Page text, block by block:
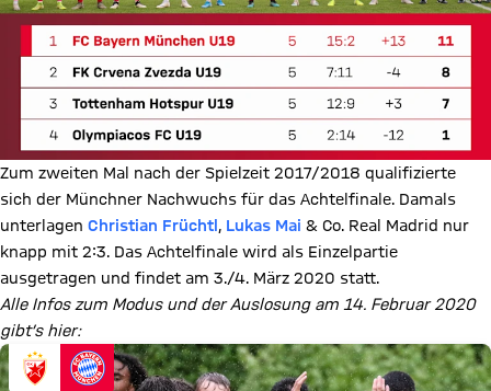
Zum zweiten Mal nach der Spielzeit 2017/2018 qualifizierte
sich der Münchner Nachwuchs für das Achtelfinale. Damals
unterlagen Christian Früchtl , Lukas Mai & Co. Real Madrid nur
knapp mit 2:3. Das Achtelfinale wird als Einzelpartie
ausgetragen und findet am 3./4. März 2020 statt.
Alle Infos zum Modus und der Auslosung am 14. Februar 2020
gibt’s hier: